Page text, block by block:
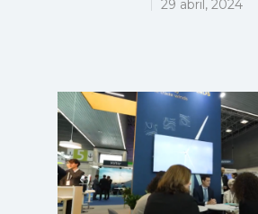
29 abril, 2024